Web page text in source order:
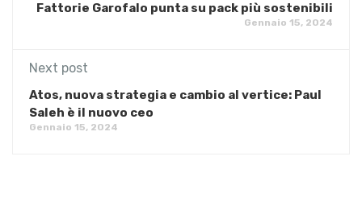
​Fattorie Garofalo punta su pack più sostenibili
Gennaio 15, 2024
Next post
Atos, nuova strategia e cambio al vertice: Paul
Saleh è il nuovo ceo
Gennaio 15, 2024